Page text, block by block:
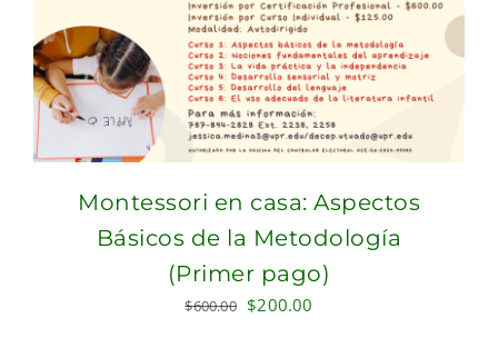
Montessori en casa: Aspectos
Básicos de la Metodología
(Primer pago)
$600.00 Original
$200.00